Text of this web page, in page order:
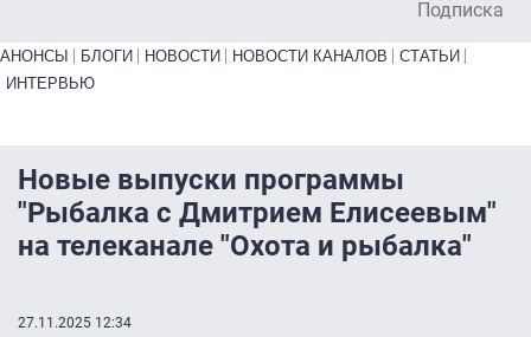
Подписка
Primary links bottom
АНОНСЫ БЛОГИ НОВОСТИ НОВОСТИ КАНАЛОВ
СТАТЬИ
ИНТЕРВЬЮ
Новые выпуски программы
"Рыбалка с Дмитрием Елисеевым"
на телеканале "Охота и рыбалка"
27.11.2025 12:34